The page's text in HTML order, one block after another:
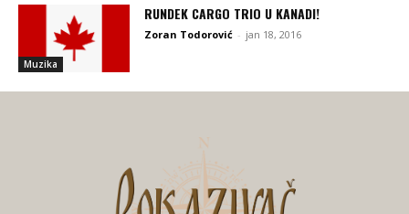
Muzika
RUNDEK CARGO TRIO U KANADI!
Zoran Todorović - jan 18, 2016